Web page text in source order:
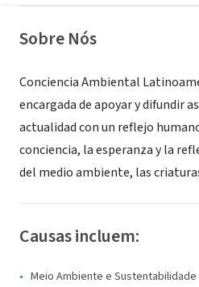
Sobre Nós
Conciencia Ambiental
encargada de apoyar y difundir
actualidad con un reflejo
conciencia, la esperanza y la
del medio ambiente, las
Causas incluem:
Meio Ambiente e Sustentabilidade